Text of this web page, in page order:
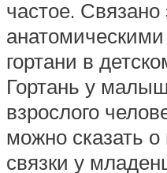
частое. Связано
гортани в
Гортань у
взрослого
можно сказать о
связки у